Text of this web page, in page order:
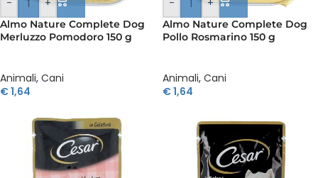
- +
Almo Nature Complete Dog
Merluzzo Pomodoro 150 g
Animali, Cani
€1,64
- +
Almo Nature Complete Dog
Pollo Rosmarino 150 g
Animali, Cani
€1,64